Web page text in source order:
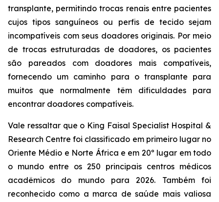
transplante, permitindo trocas renais entre pacientes
cujos tipos sanguíneos ou perfis de tecido sejam
incompatíveis com seus doadores originais. Por meio
de trocas estruturadas de doadores, os pacientes
são pareados com doadores mais compatíveis,
fornecendo um caminho para o transplante para
muitos que normalmente têm dificuldades para
encontrar doadores compatíveis.
Vale ressaltar que o King Faisal Specialist Hospital &
Research Centre foi classificado em primeiro lugar no
Oriente Médio e Norte África e em 20º lugar em todo
o mundo entre os 250 principais centros médicos
acadêmicos do mundo para 2026. Também foi
reconhecido como a marca de saúde mais valiosa